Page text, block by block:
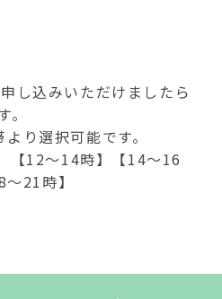
し込みいただけましたら
り選択可能です。
【12～14時】【14～16
21時】